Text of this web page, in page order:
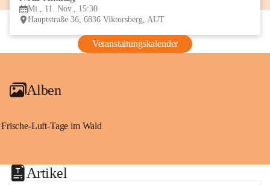
Mi., 11. Nov., 15:30
Hauptstraße 36, 6836 Viktorsberg, AUT
Veranstaltungskalender
Alben
Frische-Luft-Tage im Wald
Artikel